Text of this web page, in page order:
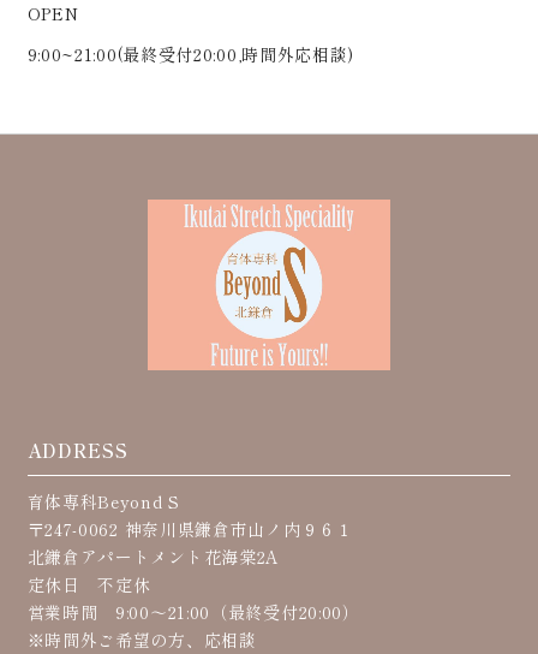
OPEN
9:00~21:00(最終受付20:00,時間外応相談)
ADDRESS
育体専科Beyond S
〒247-0062 神奈川県鎌倉市山ノ内９６１
北鎌倉アパートメント花海棠2A
定休日 不定休
営業時間 9:00〜21:00（最終受付20:00）
※時間外ご希望の方、応相談